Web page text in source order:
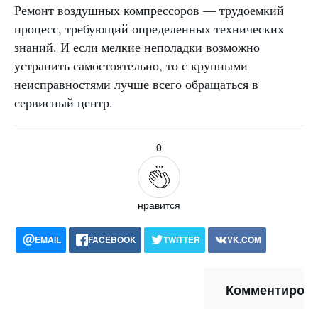
Ремонт воздушных компрессоров — трудоемкий
процесс, требующий определенных технических
знаний. И если мелкие неполадки возможно
устранить самостоятельно, то с крупными
неисправностями лучше всего обращаться в
сервисный центр.
0
нравится
EMAIL FACEBOOK TWITTER
VK.COM